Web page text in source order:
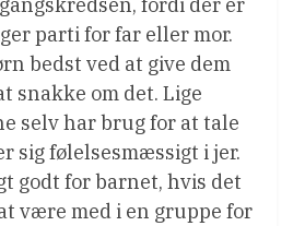
parti for far eller mor.
bedst ved at give dem
snakke om det. Lige
selv har brug for at tale
sig følelsesmæssigt i jer.
godt for barnet, hvis det
være med i en gruppe for